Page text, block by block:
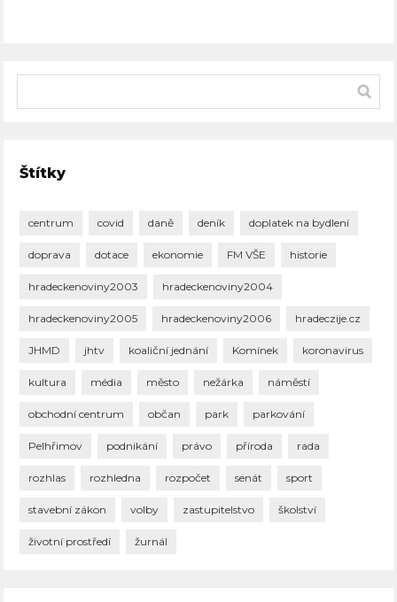
Štítky
centrum covid daně deník doplatek na bydlení
doprava dotace ekonomie FM VŠE historie
hradeckenoviny2003 hradeckenoviny2004
hradeckenoviny2005 hradeckenoviny2006 hradeczije.cz
JHMD jhtv koaliční jednání Komínek koronavirus
kultura média město nežárka náměstí
obchodní centrum občan park parkování
Pelhřimov podnikání právo příroda rada
rozhlas rozhledna rozpočet senát sport
stavební zákon volby zastupitelstvo školství
životní prostředí žurnál